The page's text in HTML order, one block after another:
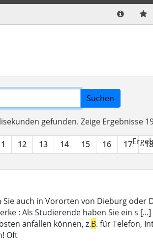
Suchen
gefunden. Zeige Ergebnisse
12 13 14 15 16 17 18
auch in Vororten von Dieburg oder
: Als Studierende haben Sie ein s
anfallen können, z.B. für Telefon,
Oft